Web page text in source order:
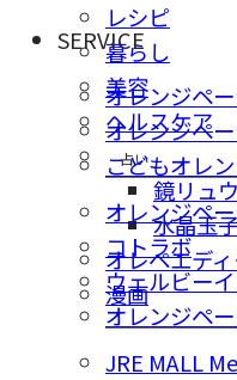
レシピ
暮らし
美容
ヘルスケア
占い
鏡リュ
水晶玉
オレペエデ
漫画
SERVICE
オレンジペ
オレンジペ
こどもオレ
オレンジペ
コトラボ
ウェルビー
オレンジペ
JRE MALL